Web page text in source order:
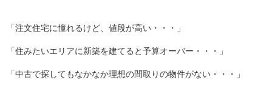
「注文住宅に憧れるけど、値段が高い・・・」
「住みたいエリアに新築を建てると予算オーバー・・・」
「中古で探してもなかなか理想の間取りの物件がない・・・」